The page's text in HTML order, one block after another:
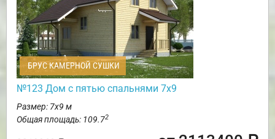
БРУС КАМЕРНОЙ СУШКИ
№123 Дом с пятью спальнями 7х9
Размер: 7х9 м
Общая площадь: 109.72